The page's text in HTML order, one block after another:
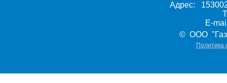
Адрес:
E-
© ООО
Политика